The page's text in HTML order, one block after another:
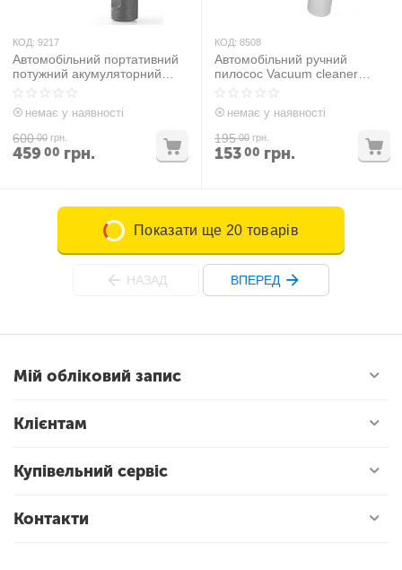
КОД: 9217
Автомобільний портативний
потужний акумуляторний
пилосос DK-03 HL-103B Black
немає у наявності
600 00 грн.
45900 грн.
КОД: 8508
Автомобільний ручний
пилосос Vacuum cleaner
Білий МА 006
немає у наявності
195 00 грн.
15300 грн.
Показати ще 20 товарів
НАЗАД ВПЕРЕД
Мій обліковий запис
Клієнтам
Купівельний сервіс
Контакти